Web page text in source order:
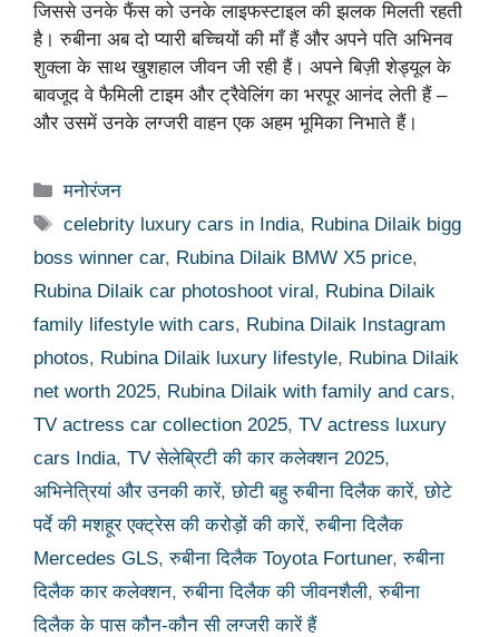
जिससे उनके फैंस को उनके लाइफस्टाइल की झलक मिलती रहती
है। रुबीना अब दो प्यारी बच्चियों की माँ हैं और अपने पति अभिनव
शुक्ला के साथ खुशहाल जीवन जी रही हैं। अपने बिज़ी शेड्यूल के
बावजूद वे फैमिली टाइम और ट्रैवेलिंग का भरपूर आनंद लेती हैं –
और उसमें उनके लग्जरी वाहन एक अहम भूमिका निभाते हैं।
Categories
मनोरंजन
Tags
celebrity luxury cars in India, Rubina Dilaik bigg
boss winner car, Rubina Dilaik BMW X5 price,
Rubina Dilaik car photoshoot viral , Rubina Dilaik
family lifestyle with cars, Rubina Dilaik Instagram
photos, Rubina Dilaik luxury lifestyle, Rubina Dilaik
net worth 2025, Rubina Dilaik with family and cars,
TV actress car collection 2025, TV actress luxury
cars India, TV सेलेब्रिटी की कार कलेक्शन 2025,
अभिनेत्रियां और उनकी कारें,छोटी बहु रुबीना दिलैक कारें,छोटे
पर्दे की मशहूर एक्ट्रेस की करोड़ों की कारें,रुबीना दिलैक
Mercedes GLS,रुबीना दिलैक Toyota Fortuner,रुबीना
दिलैक कार कलेक्शन,रुबीना दिलैक की जीवनशैली,रुबीना
दिलैक के पास कौन-कौन सी लग्जरी कारें हैं